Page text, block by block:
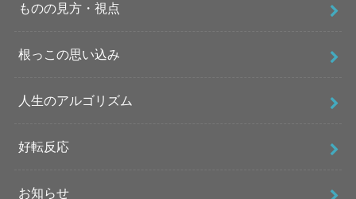
ものの見方・視点
根っこの思い込み
人生のアルゴリズム
好転反応
お知らせ